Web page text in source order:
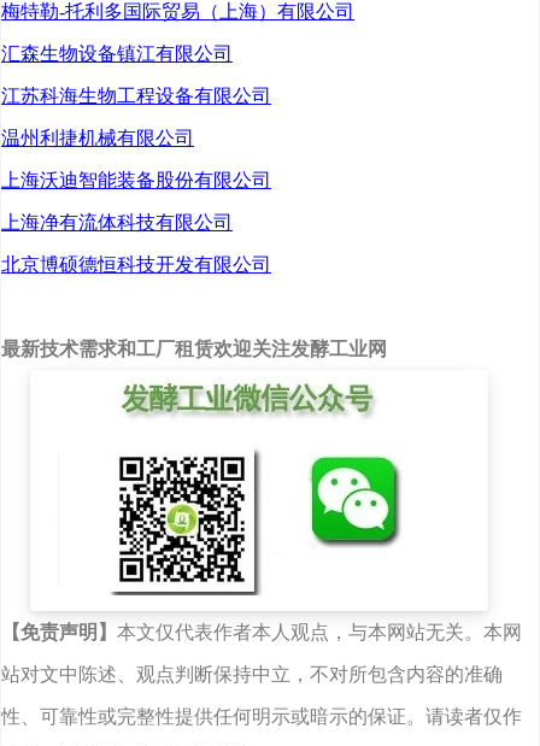
梅特勒-托利多国际贸易（上海）有限公司
汇森生物设备镇江有限公司
江苏科海生物工程设备有限公司
温州利捷机械有限公司
上海沃迪智能装备股份有限公司
上海净有流体科技有限公司
北京博硕德恒科技开发有限公司
最新技术需求和工厂租赁欢迎关注发酵工业网
【免责声明】 本文仅代表作者本人观点，与本网站无关。本网
站对文中陈述、观点判断保持中立，不对所包含内容的准确
性、可靠性或完整性提供任何明示或暗示的保证。请读者仅作